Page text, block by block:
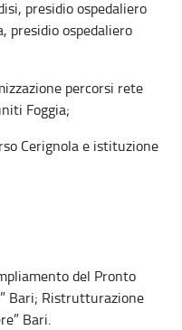
presidio ospedaliero
presidio ospedaliero
percorsi rete
Foggia;
Cerignola e istituzione
del Pronto
Bari; Ristrutturazione
Bari.